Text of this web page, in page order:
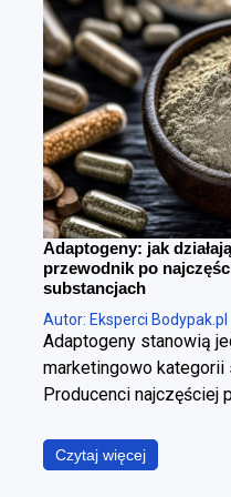
Adaptogeny: jak
przewodnik po
substancjach
Autor: Eksperci Bodypak.pl
Adaptogeny stanowią
marketingowo kategorii
Producenci najczęściej
snu, wzrost poziomu
koncentracji, redukcję
Czytaj więcej